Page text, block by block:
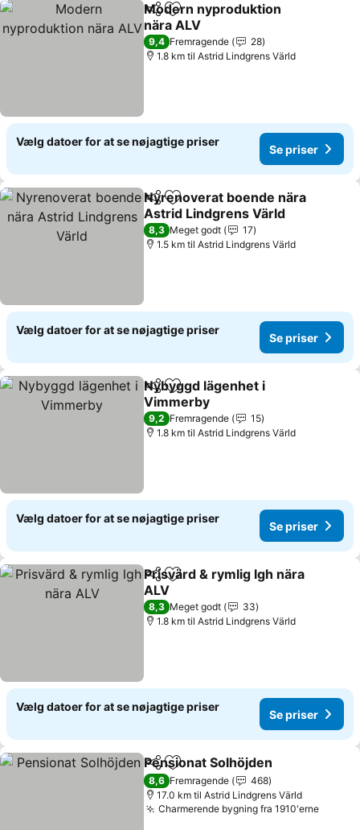
Del Føj til favoritter
Modern nyproduktion
nära ALV
Se priser
9,4 Fremragende
28
1.8 km til Astrid Lindgrens Värld
Vælg datoer for at se nøjagtige priser
Se priser
Del Føj til favoritter
Nyrenoverat boende nära
Astrid Lindgrens Värld
Se priser
8,3 Meget godt
17
1.5 km til Astrid Lindgrens Värld
Vælg datoer for at se nøjagtige priser
Se priser
Del Føj til favoritter
Nybyggd lägenhet i
Vimmerby
Se priser
9,2 Fremragende
15
1.8 km til Astrid Lindgrens Värld
Vælg datoer for at se nøjagtige priser
Se priser
Del Føj til favoritter
Prisvärd & rymlig lgh nära
ALV
Se priser
8,3 Meget godt
33
1.8 km til Astrid Lindgrens Värld
Vælg datoer for at se nøjagtige priser
Se priser
Del Føj til favoritter
Pensionat Solhöjden
8,6 Fremragende
468
17.0 km til Astrid Lindgrens Värld
Charmerende bygning fra 1910'erneSe